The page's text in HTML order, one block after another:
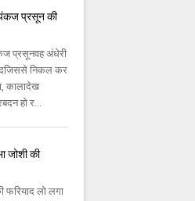
प्रसून की
प्रसूनवह अंधेरी
निकल कर
कालादेख
हो र...
जोशी की
फरियाद लो लगा